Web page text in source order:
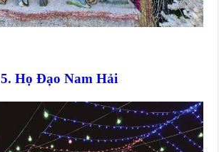
5. Họ Đạo Nam Hải